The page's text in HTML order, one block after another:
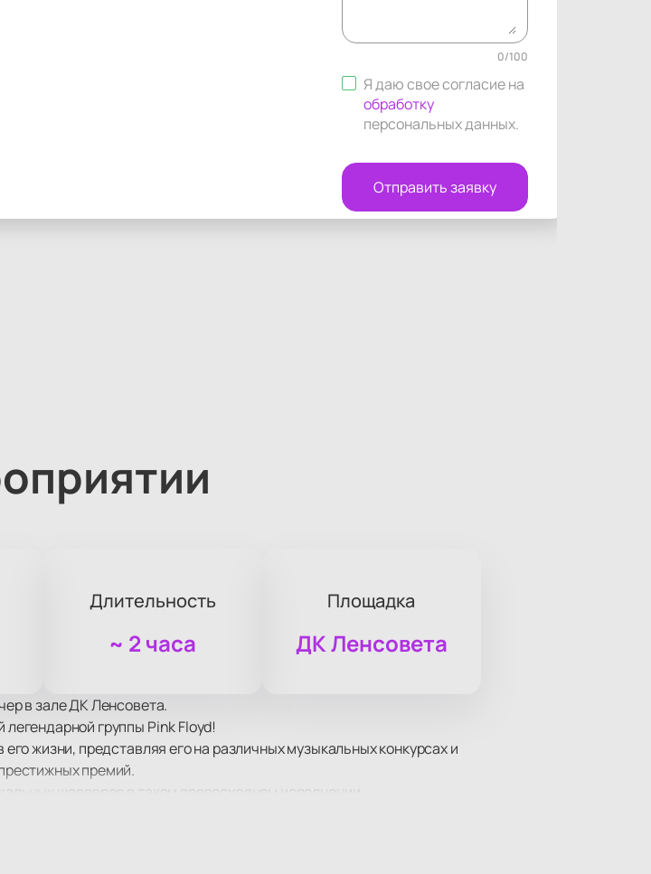
0/100
Я даю свое согласие на
обработку
персональных данных.
Отправить заявку
Длительность
~ 2 часа
Площадка
ДК Ленсовета
в зале ДК Ленсовета.
группы Pink Floyd!
жизни, представляя его на различных музыкальных конкурсах и
премий.
шедевров в таком превосходном исполнении.